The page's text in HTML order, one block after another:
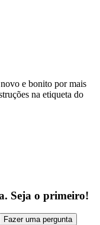
e bonito por mais
na etiqueta do
Seja o primeiro!
Fazer uma pergunta